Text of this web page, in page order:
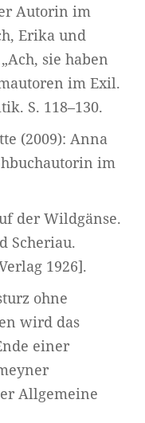
Autorin im
Erika und
sie haben
im Exil.
S. 118–130.
(2009): Anna
im
der Wildgänse.
Scheriau.
1926].
ohne
wird das
einer
Allgemeine